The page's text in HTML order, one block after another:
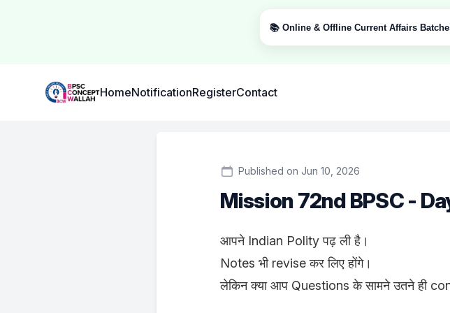
📚 Online & Offline Current Affairs
Institute LogoHomeNotificationRegisterContact
Published on Jun 10, 2026
Mission 72nd BPSC -
आपने Indian Polity पढ़ ली है।
Notes भी revise कर लिए होंगे।
लेकिन क्या आप Questions के सामने उतने ही